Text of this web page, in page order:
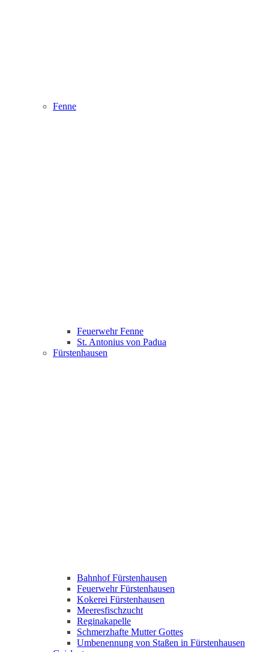
Fenne
Feuerwehr Fenne
St. Antonius von Padua
Fürstenhausen
Bahnhof Fürstenhausen
Feuerwehr Fürstenhausen
Kokerei Fürstenhausen
Meeresfischzucht
Reginakapelle
Schmerzhafte Mutter Gottes
Umbenennung von Staßen in Fürstenhausen